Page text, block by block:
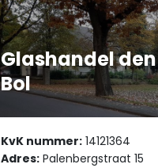
Glashandel den
Bol
KvK nummer: 14121364
Adres: Palenbergstraat 15